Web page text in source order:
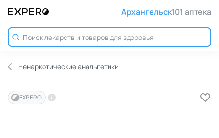
Архангельск101 аптека
Ненаркотические анальгетики
EXPERO